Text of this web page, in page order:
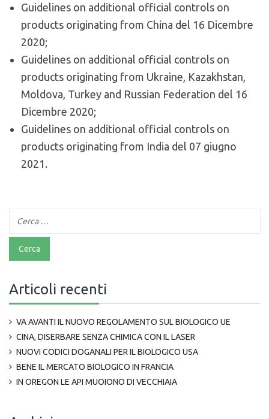
Guidelines on additional official controls on
products originating from China del 16 Dicembre
2020;
Guidelines on additional official controls on
products originating from Ukraine, Kazakhstan,
Moldova, Turkey and Russian Federation del 16
Dicembre 2020;
Guidelines on additional official controls on
products originating from India del 07 giugno
2021.
Articoli recenti
VA AVANTI IL NUOVO REGOLAMENTO SUL BIOLOGICO UE
CINA, DISERBARE SENZA CHIMICA CON IL LASER
NUOVI CODICI DOGANALI PER IL BIOLOGICO USA
BENE IL MERCATO BIOLOGICO IN FRANCIA
IN OREGON LE API MUOIONO DI VECCHIAIA